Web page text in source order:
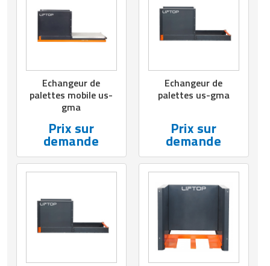
Matériel de musculation
Vêtement sportif
Rôtisserie professionnelle
Table de cuisson professionnelle
Tables de préparation réfrigérées
Ustensile de cuisine
Vaisselle restaurant
Echangeur de
palettes mobile us-
gma
Prix sur
demande
Echangeur de
palettes us-gma
Prix sur
demande